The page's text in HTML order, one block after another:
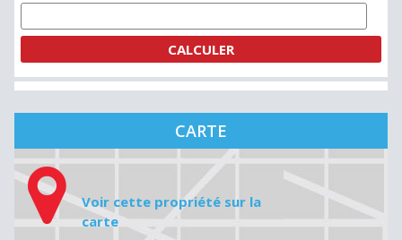
CARTE
Voir cette propriété sur la
carte